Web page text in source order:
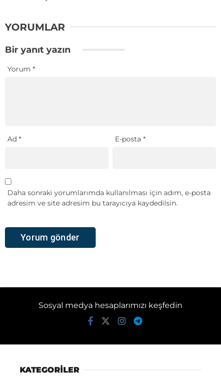
YORUMLAR
Bir yanıt yazın
Yorum *
Ad * E-posta*
Daha sonraki yorumlarımda kullanılması için adım, e-posta
adresim ve site adresim bu tarayıcıya kaydedilsin.
Sosyal medya hesaplarımızı keşfedin
KATEGORİLER